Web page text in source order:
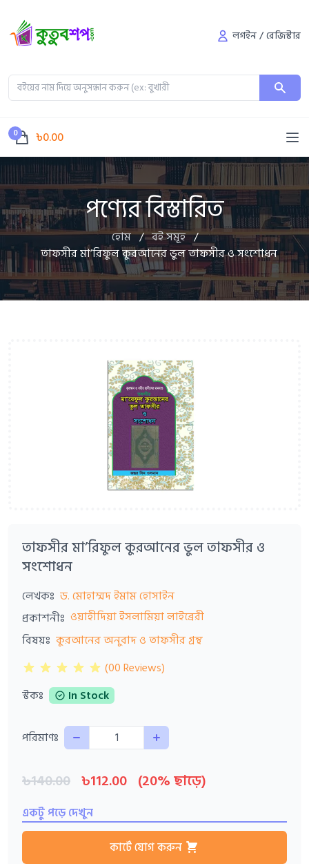
লগইন/রেজিস্টার
0 ৳0.00
পণ্যের বিস্তারিত
হোম / বই সমূহ /
তাফসীর মা’রিফুল কুরআনের ভুল তাফসীর ও সংশোধন
তাফসীর মা’রিফুল কুরআনের ভুল তাফসীর ও
সংশোধন
লেখকঃ ড. মোহাম্মদ ইমাম হোসাইন
প্রকাশনীঃ ওয়াহীদিয়া ইসলামিয়া লাইব্রেরী
বিষয়ঃ কুরআনের অনুবাদ ও তাফসীর গ্রন্থ
(00 Reviews)
স্টকঃ
In Stock
পরিমাণঃ Quantity
৳140.00 ৳112.00 (20% ছাড়ে)
একটু পড়ে দেখুন
কার্টে যোগ করুন